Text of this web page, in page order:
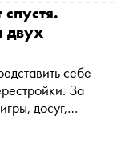
рассказала,
сложный
и
двух
себе
За
досуг,
Денисом